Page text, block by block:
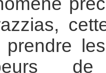
prendre